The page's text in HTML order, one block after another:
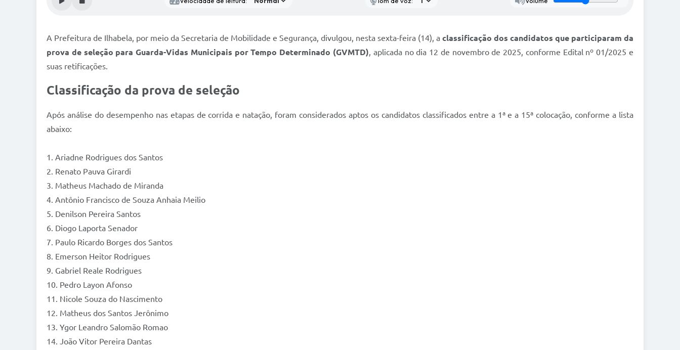
A Prefeitura de Ilhabela, por meio da Secretaria de Mobilidade e Segurança, divulgou, nesta sexta-feira (14), a classificação dos candidatos que participaram da
prova de seleção para Guarda-Vidas Municipais por Tempo Determinado (GVMTD), aplicada no dia 12 de novembro de 2025, conforme Edital nº 01/2025 e
suas retificações.
Classificação da prova de seleção
Após análise do desempenho nas etapas de corrida e natação, foram considerados aptos os candidatos classificados entre a 1ª e a 15ª colocação, conforme a lista
abaixo:
1. Ariadne Rodrigues dos Santos
2. Renato Pauva Girardi
3. Matheus Machado de Miranda
4. Antônio Francisco de Souza Anhaia Meilio
5. Denilson Pereira Santos
6. Diogo Laporta Senador
7. Paulo Ricardo Borges dos Santos
8. Emerson Heitor Rodrigues
9. Gabriel Reale Rodrigues
10. Pedro Layon Afonso
11. Nicole Souza do Nascimento
12. Matheus dos Santos Jerônimo
13. Ygor Leandro Salomão Romao
14. João Vitor Pereira Dantas